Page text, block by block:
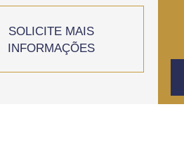
SOLICITE MAIS
INFORMAÇÕES